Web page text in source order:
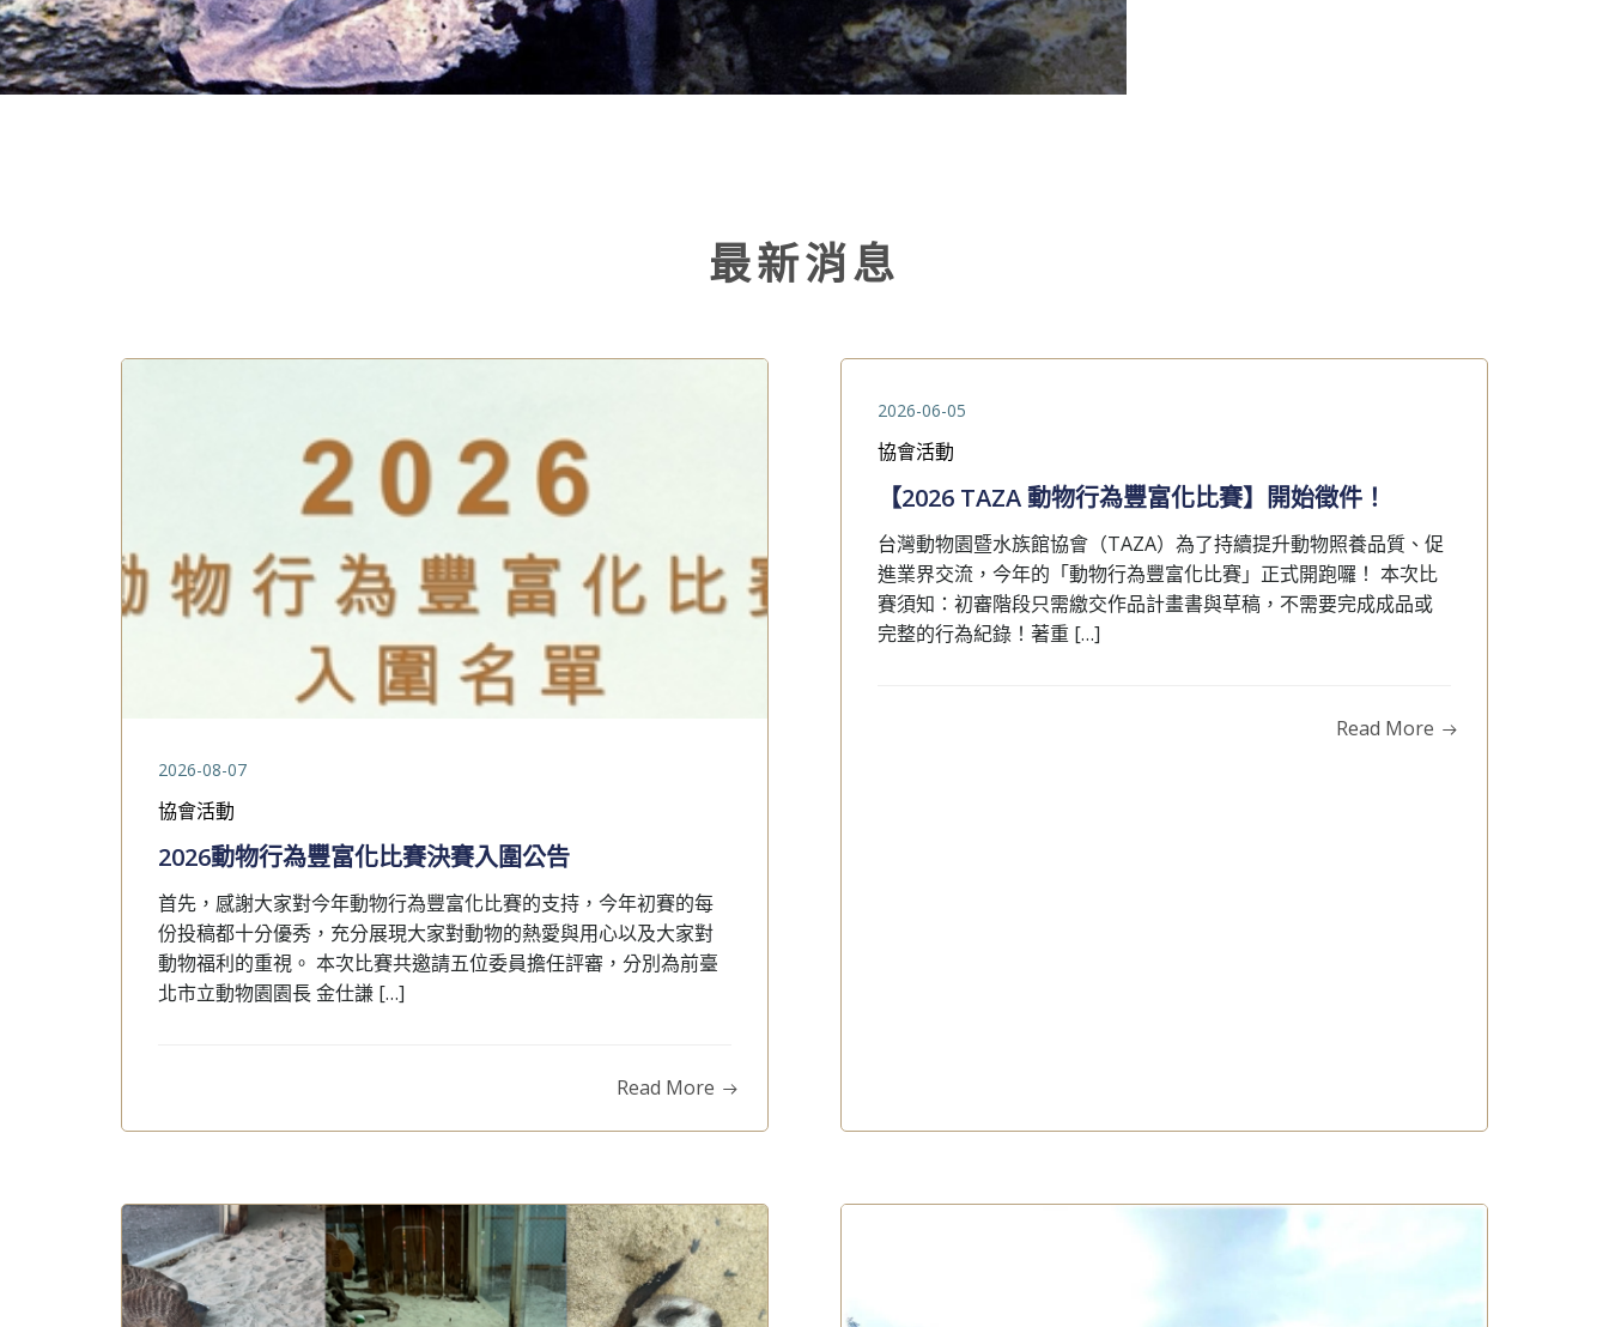
最新消息
2026-08-07
協會活動
2026動物行為豐富化比賽決賽入圍公告
首先，感謝大家對今年動物行為豐富化比賽的支持，今年初賽的每
份投稿都十分優秀，充分展現大家對動物的熱愛與用心以及大家對
動物福利的重視。 本次比賽共邀請五位委員擔任評審，分別為前臺
北市立動物園園長 金仕謙 […]
Read More
2026-06-05
協會活動
【2026 TAZA 動物行為豐富化比賽】開始徵件！
台灣動物園暨水族館協會（TAZA）為了持續提升動物照養品質、促
進業界交流，今年的「動物行為豐富化比賽」正式開跑囉！ 本次比
賽須知：初審階段只需繳交作品計畫書與草稿，不需要完成成品或
完整的行為紀錄！著重 […]
Read More